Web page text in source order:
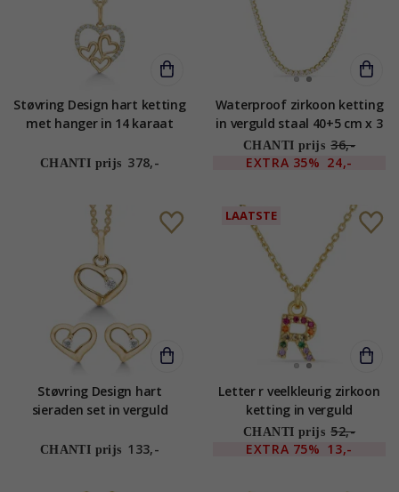
Støvring Design hart ketting
met hanger in 14 karaat
ketting witte zirkoon
CHANTI prijs 378,-
Waterproof zirkoon ketting
in verguld staal 40+5 cm x 3
mm - OCEANA
CHANTI prijs 36,-
EXTRA 35% 24,-
Støvring Design hart
sieraden set in verguld
CHANTI prijs 133,-
LAATSTE
Letter r veelkleurig zirkoon
ketting in verguld
sterlingzilver - My Letter
CHANTI prijs 52,-
EXTRA 75% 13,-